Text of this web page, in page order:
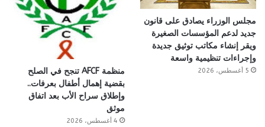
مجلس الوزراء يصادق على قانون
جديد لدعم المؤسسات الصغيرة
ويقر إنشاء مكاتب توثيق جديدة
وإجراءات تنظيمية واسعة
5 أغسطس، 2026
منظمة AFCF تنجح في الصلح
بقضية إهمال أطفال بعرفات..
وإطلاق سراح الأب بعد اتفاق
موثق
4 أغسطس، 2026